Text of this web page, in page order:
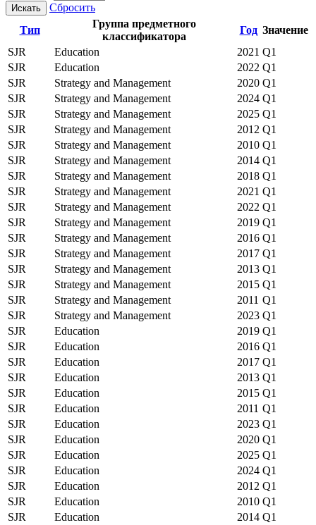
Искать
Сбросить
Тип
Группа предметного
классификатора
Год Значение
SJR
Education 2021 Q1
SJR
Education 2022 Q1
SJR
Strategy and Management 2020 Q1
SJR
Strategy and Management 2024 Q1
SJR
Strategy and Management 2025 Q1
SJR
Strategy and Management 2012 Q1
SJR
Strategy and Management 2010 Q1
SJR
Strategy and Management 2014 Q1
SJR
Strategy and Management 2018 Q1
SJR
Strategy and Management 2021 Q1
SJR
Strategy and Management 2022 Q1
SJR
Strategy and Management 2019 Q1
SJR
Strategy and Management 2016 Q1
SJR
Strategy and Management 2017 Q1
SJR
Strategy and Management 2013 Q1
SJR
Strategy and Management 2015 Q1
SJR
Strategy and Management 2011 Q1
SJR
Strategy and Management 2023 Q1
SJR
Education 2019 Q1
SJR
Education 2016 Q1
SJR
Education 2017 Q1
SJR
Education 2013 Q1
SJR
Education 2015 Q1
SJR
Education 2011 Q1
SJR
Education 2023 Q1
SJR
Education 2020 Q1
SJR
Education 2025 Q1
SJR
Education 2024 Q1
SJR
Education 2012 Q1
SJR
Education 2010 Q1
SJR
Education 2014 Q1